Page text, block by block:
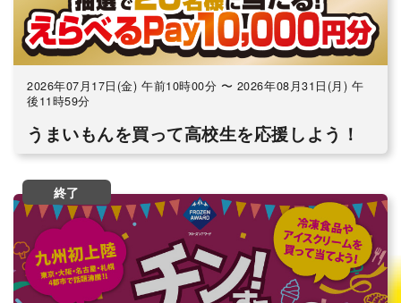
2026年07月17日(金) 午前10時00分 〜 2026年08月31日(月) 午
後11時59分
うまいもんを買って高校生を応援しよう！
終了